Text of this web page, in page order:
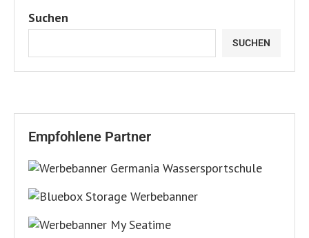
Suchen
SUCHEN
Empfohlene Partner